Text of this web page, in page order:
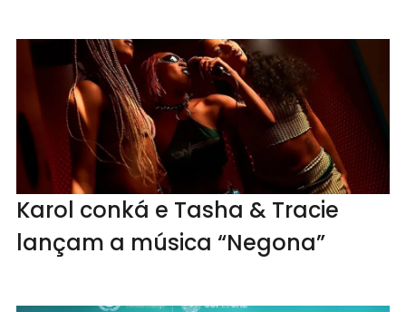
Karol conká e Tasha & Tracie
lançam a música “Negona”